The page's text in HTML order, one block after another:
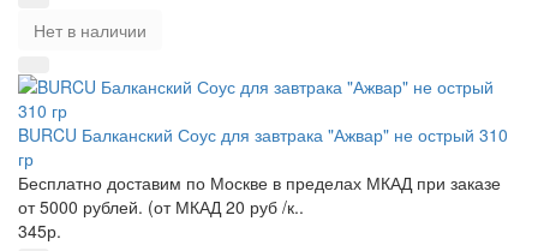
Нет в наличии
BURCU Балканский Соус для завтрака "Ажвар" не острый 310
гр
Бесплатно доставим по Москве в пределах МКАД при заказе
от 5000 рублей. (от МКАД 20 руб /к..
345р.